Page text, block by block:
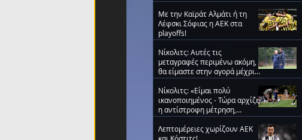
Με την Καϊράτ Αλμάτι ή τη
Λέφσκι Σόφιας η ΑΕΚ στα
playoffs!
Νίκολιτς: Αυτές τις
μεταγραφές περιμένω ακόμη,
θα είμαστε στην αγορά μέχρι
την τελευταία ημέρα
Νίκολιτς: «Είμαι πολύ
ικανοποιημένος - Τώρα αρχίζει
η αντίστροφη μέτρηση,
σκεφτόμαστε μόνο τον ΟΦΗ»
Λεπτομέρειες χωρίζουν ΑΕΚ